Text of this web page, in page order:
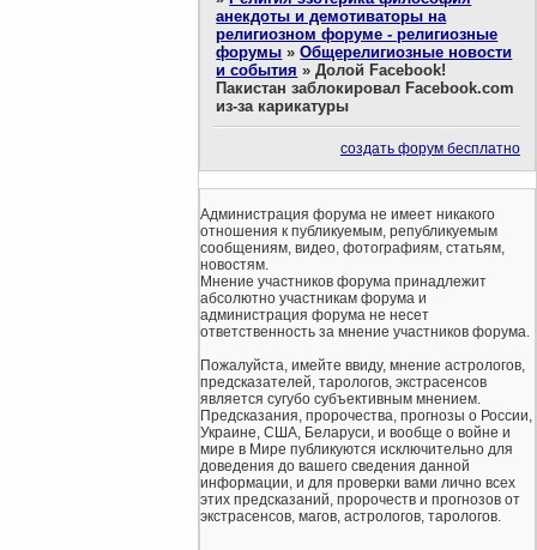
анекдоты и демотиваторы на
религиозном форуме - религиозные
форумы »Общерелигиозные новости
и события »Долой Facebook!
Пакистан заблокировал Facebook.com
из-за карикатуры
создать форум бесплатно
Администрация форума не имеет никакого
отношения к публикуемым, републикуемым
сообщениям, видео, фотографиям, статьям,
новостям.
Мнение участников форума принадлежит
абсолютно участникам форума и
администрация форума не несет
ответственность за мнение участников форума.
Пожалуйста, имейте ввиду, мнение астрологов,
предсказателей, тарологов, экстрасенсов
является сугубо субъективным мнением.
Предсказания, пророчества, прогнозы о России,
Украине, США, Беларуси, и вообще о войне и
мире в Мире публикуются исключительно для
доведения до вашего сведения данной
информации, и для проверки вами лично всех
этих предсказаний, пророчеств и прогнозов от
экстрасенсов, магов, астрологов, тарологов.